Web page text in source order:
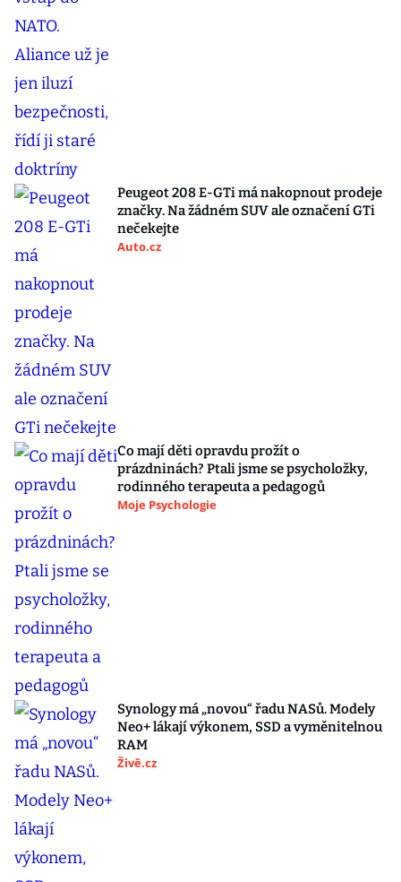
Peugeot 208 E-GTi má nakopnout prodeje
značky. Na žádném SUV ale označení GTi
nečekejte
Auto.cz
Co mají děti opravdu prožít o
prázdninách? Ptali jsme se psycholožky,
rodinného terapeuta a pedagogů
Moje Psychologie
Synology má „novou“ řadu NASů. Modely
Neo+ lákají výkonem, SSD a vyměnitelnou
RAM
Živě.cz